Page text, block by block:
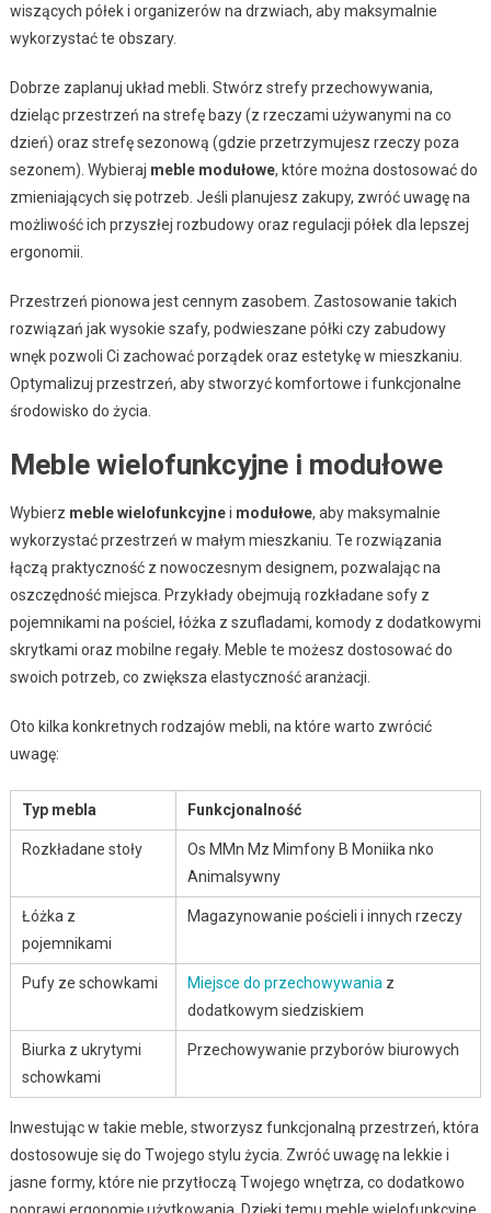
wiszących półek i organizerów na drzwiach, aby maksymalnie
wykorzystać te obszary.
Dobrze zaplanuj układ mebli. Stwórz strefy przechowywania,
dzieląc przestrzeń na strefę bazy (z rzeczami używanymi na co
dzień) oraz strefę sezonową (gdzie przetrzymujesz rzeczy poza
sezonem). Wybieraj meble modułowe, które można dostosować do
zmieniających się potrzeb. Jeśli planujesz zakupy, zwróć uwagę na
możliwość ich przyszłej rozbudowy oraz regulacji półek dla lepszej
ergonomii.
Przestrzeń pionowa jest cennym zasobem. Zastosowanie takich
rozwiązań jak wysokie szafy, podwieszane półki czy zabudowy
wnęk pozwoli Ci zachować porządek oraz estetykę w mieszkaniu.
Optymalizuj przestrzeń, aby stworzyć komfortowe i funkcjonalne
środowisko do życia.
Meble wielofunkcyjne i modułowe
Wybierz meble wielofunkcyjnei modułowe, aby maksymalnie
wykorzystać przestrzeń w małym mieszkaniu. Te rozwiązania
łączą praktyczność z nowoczesnym designem, pozwalając na
oszczędność miejsca. Przykłady obejmują rozkładane sofy z
pojemnikami na pościel, łóżka z szufladami, komody z dodatkowymi
skrytkami oraz mobilne regały. Meble te możesz dostosować do
swoich potrzeb, co zwiększa elastyczność aranżacji.
Oto kilka konkretnych rodzajów mebli, na które warto zwrócić
uwagę:
Typ mebla Funkcjonalność
Rozkładane stoły
Os MMn Mz Mimfony B Moniika nko
Animalsywny
Łóżka z
pojemnikami
Magazynowanie pościeli i innych rzeczy
Pufy ze schowkami Miejsce do przechowywania z
dodatkowym siedziskiem
Biurka z ukrytymi
schowkami
Przechowywanie przyborów biurowych
Inwestując w takie meble, stworzysz funkcjonalną przestrzeń, która
dostosowuje się do Twojego stylu życia. Zwróć uwagę na lekkie i
jasne formy, które nie przytłoczą Twojego wnętrza, co dodatkowo
poprawi ergonomię użytkowania. Dzięki temu meble wielofunkcyjne